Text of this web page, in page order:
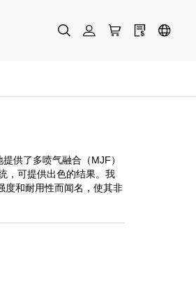
供了多喷气融合（MJF）
，可提供出色的结果。我
度和耐用性而闻名，使其非